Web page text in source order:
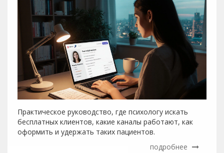
Практическое руководство, где психологу искать
бесплатных клиентов, какие каналы работают, как
оформить и удержать таких пациентов.
подробнее